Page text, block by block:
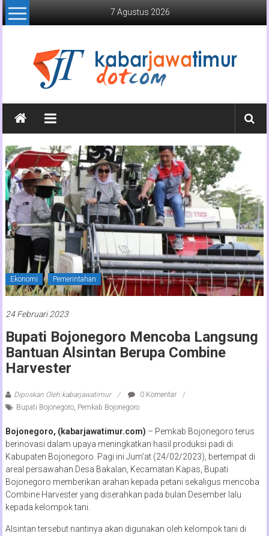
Lompat
ke
7 Agustus 2026
Kabar
Jawa
Timur
Media
Online
Jawa
Timur
Ekonomi Pemerintahan
24 Februari 2023
Bupati Bojonegoro Mencoba Langsung
Bantuan Alsintan Berupa Combine
Harvester
Diposkan Oleh:kabarjawatimur
0 Komentar
Bupati Bojonegoro, Pemkab Bojonegoro
Bojonegoro, (kabarjawatimur.com) – Pemkab Bojonegoro terus
berinovasi dalam upaya meningkatkan hasil produksi padi di
Kabupaten Bojonegoro. Pagi ini Jum’at (24/02/2023), bertempat di
areal persawahan Desa Bakalan, Kecamatan Kapas, Bupati
Bojonegoro memberikan arahan kepada petani sekaligus mencoba
Combine Harvester yang diserahkan pada bulan Desember lalu
kepada kelompok tani.
Alsintan tersebut nantinya akan digunakan oleh kelompok tani di